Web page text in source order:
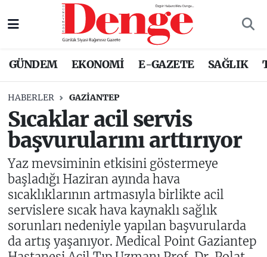
GÜNDEM EKONOMİ E-GAZETE SAĞLIK
HABERLER GAZIANTEP
Sıcaklar acil servis
başvurularını arttırıyor
Yaz mevsiminin etkisini göstermeye
başladığı Haziran ayında hava
sıcaklıklarının artmasıyla birlikte acil
servislere sıcak hava kaynaklı sağlık
sorunları nedeniyle yapılan başvurularda
da artış yaşanıyor. Medical Point Gaziantep
Nöbetçi Eczaneler
Trafik Durumu
Süper Lig Puan Durumu ve Fikstür
Tüm Manşetler
Son Dakika Haberleri
Haber Arşivi